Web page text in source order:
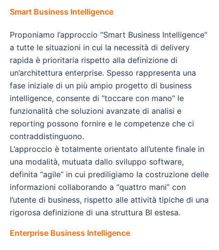
Smart Business Intelligence
Proponiamo l’approccio “Smart Business Intelligence”
a tutte le situazioni in cui la necessità di delivery
rapida è prioritaria rispetto alla definizione di
un’architettura enterprise. Spesso rappresenta una
fase iniziale di un più ampio progetto di business
intelligence, consente di “toccare con mano” le
funzionalità che soluzioni avanzate di analisi e
reporting possono fornire e le competenze che ci
contraddistinguono.
L’approccio è totalmente orientato all’utente finale in
una modalità, mutuata dallo sviluppo software,
definita “agile” in cui prediligiamo la costruzione delle
informazioni collaborando a “quattro mani” con
l’utente di business, rispetto alle attività tipiche di una
rigorosa definizione di una struttura BI estesa.
Enterprise Business Intelligence